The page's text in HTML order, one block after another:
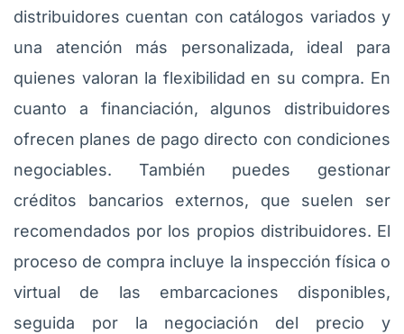
distribuidores cuentan con catálogos variados y
una atención más personalizada, ideal para
quienes valoran la flexibilidad en su compra. En
cuanto a financiación, algunos distribuidores
ofrecen planes de pago directo con condiciones
negociables. También puedes gestionar
créditos bancarios externos, que suelen ser
recomendados por los propios distribuidores. El
proceso de compra incluye la inspección física o
virtual de las embarcaciones disponibles,
seguida por la negociación del precio y